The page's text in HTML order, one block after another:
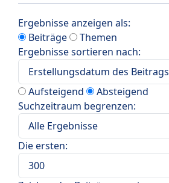
Ergebnisse anzeigen als:
Beiträge
Themen
Ergebnisse sortieren nach:
Aufsteigend
Absteigend
Suchzeitraum begrenzen:
Die ersten: